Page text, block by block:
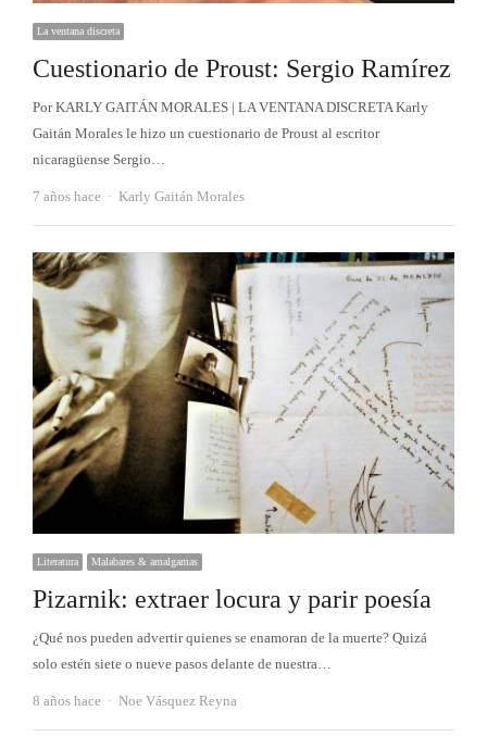
La ventana discreta
Cuestionario de Proust: Sergio Ramírez
Por KARLY GAITÁN MORALES | LA VENTANA DISCRETA Karly
Gaitán Morales le hizo un cuestionario de Proust al escritor
nicaragüense Sergio…
7 años hace Autor
Karly Gaitán Morales
Literatura Malabares & amalgamas
Pizarnik: extraer locura y parir poesía
¿Qué nos pueden advertir quienes se enamoran de la muerte? Quizá
solo estén siete o nueve pasos delante de nuestra…
8 años hace Autor
Noe Vásquez Reyna